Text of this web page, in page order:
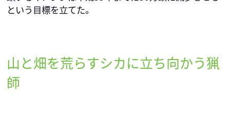
という目標を立てた。
山と畑を荒らすシカに立ち向かう猟
師